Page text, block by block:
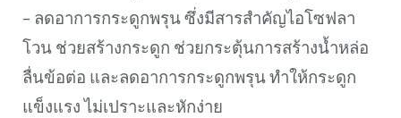
– ลดอาการกระดูกพรุน ซึ่งมีสารสำคัญไอโซฟลา
โวน ช่วยสร้างกระดูก ช่วยกระตุ้นการสร้างน้ำหล่อ
ลื่นข้อต่อ และลดอาการกระดูกพรุน ทำให้กระดูก
แข็งแรง ไม่เปราะและหักง่าย